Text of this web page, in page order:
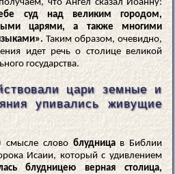
что Ангел сказал Иоанну:
суд над великим городом,
царями, а также многими
Таким образом, очевидно,
идет речь о столице великой
государства.
цари земные и
упивались живущие
смысле слово блудницав Библии
Исаии, который с удивлением
блудницею верная столица,